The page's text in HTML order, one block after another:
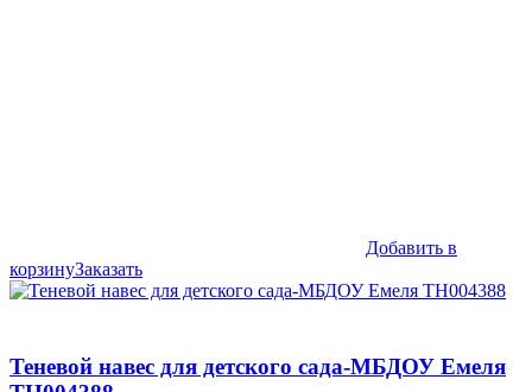
Добавить в
корзинуЗаказать
Теневой навес для детского сада-МБДОУ Емеля